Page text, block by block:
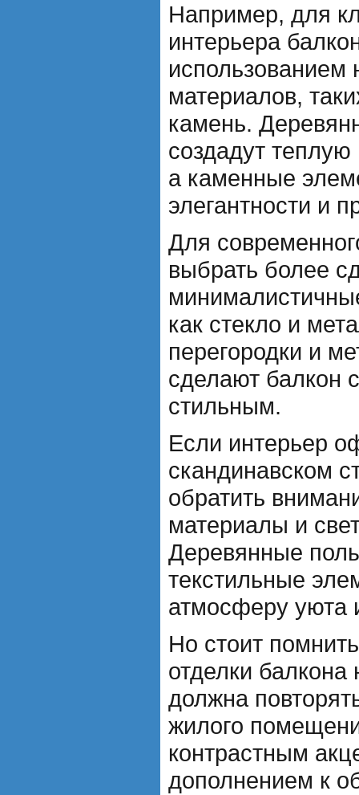
Например, для
интерьера
использованием
материалов,
камень.
создадут
а каменные
элегантности и
Для
выбрать более
как стекло и
перегородки и
сделают балкон
стильным.
Если интерьер
скандинавском
обратить
материалы и
Деревянные
текстильные
атмосферу уюта
Но стоит
отделки балкона
должна
жилого
контрастным
дополнением к